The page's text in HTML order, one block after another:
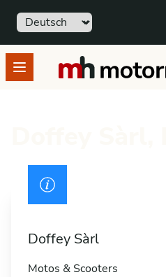
Sprache
Free text search
Open menumotorradhandel.ch
Patente di guida
Doffey Sàrl
Motos & Scooters